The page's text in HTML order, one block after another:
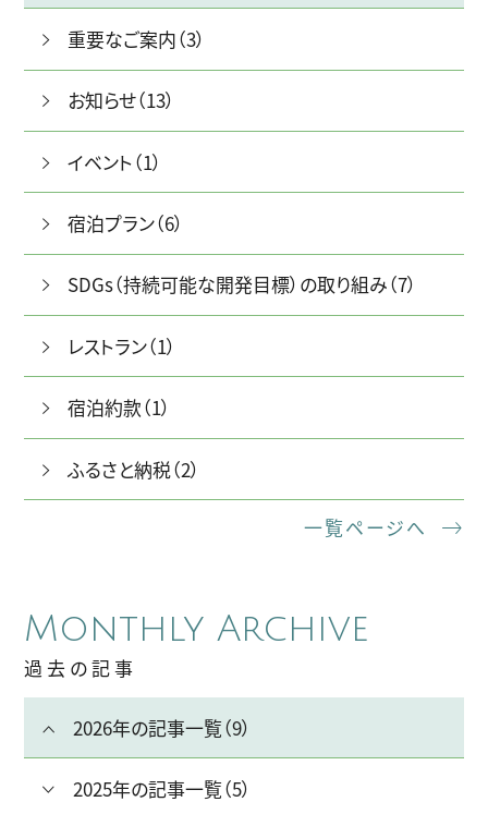
ご予約TOPへ
重要なご案内（3）
お知らせ（13）
イベント（1）
宿泊プラン（6）
SDGs（持続可能な開発目標）の取り組み（7）
レストラン（1）
宿泊約款（1）
ふるさと納税（2）
一覧ページへ
Monthly Archive
過去の記事
2026年の記事一覧（9）
2025年の記事一覧（5）